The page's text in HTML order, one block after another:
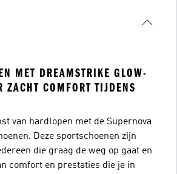
MET DREAMSTRIKE GLOW-
ZACHT COMFORT TIJDENS
van hardlopen met de Supernova
Deze sportschoenen zijn
die graag de weg op gaat en
comfort en prestaties die je in